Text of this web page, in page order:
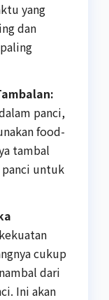
yang
dan
panci,
food-
tambal
panci untuk
cukup
dari
Ini akan